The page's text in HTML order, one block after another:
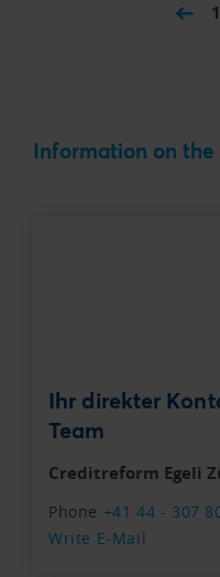
1
Information on
Ihr direkter
Team
Creditreform Egeli
Phone +41 44 - 307
Write E-Mail